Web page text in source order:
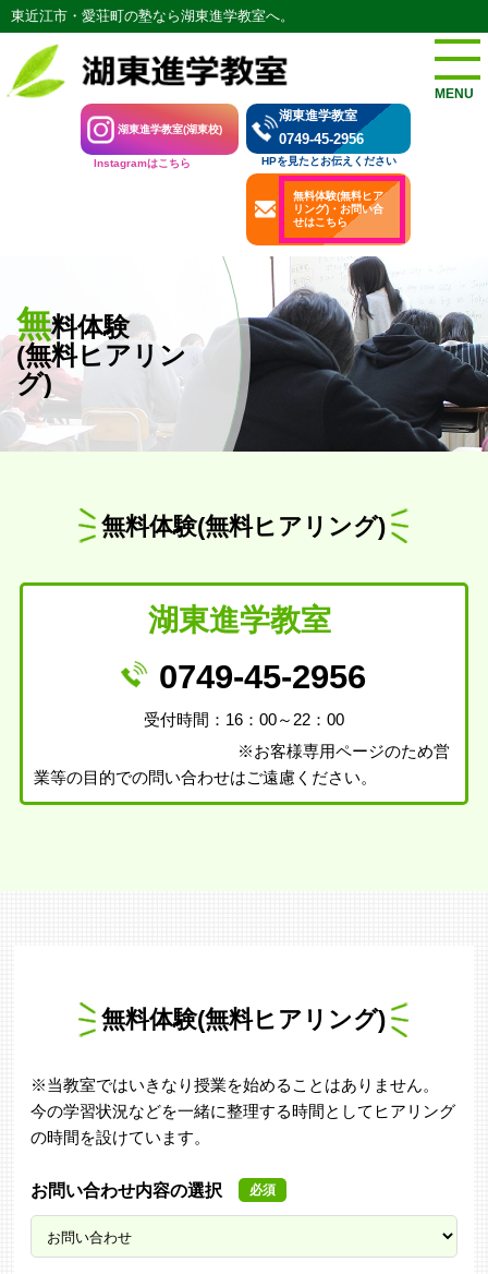
東近江市・愛荘町の塾なら湖東進学教室へ。
湖東進学教室(湖東校)
Instagramはこちら
湖東進学教室
0749-45-2956
HPを見たとお伝えください
無料体験(無料ヒア
リング)・お問い合
せはこちら
MENU
無料体験
(無料ヒアリン
グ)
無料体験(無料ヒアリング)
湖東進学教室
0749-45-2956
受付時間：16：00～22：00
※お客様専用ページのため営
業等の目的での問い合わせはご遠慮ください。
無料体験(無料ヒアリング)
※当教室ではいきなり授業を始めることはありません。
今の学習状況などを一緒に整理する時間としてヒアリング
の時間を設けています。
お問い合わせ内容の選択 必須